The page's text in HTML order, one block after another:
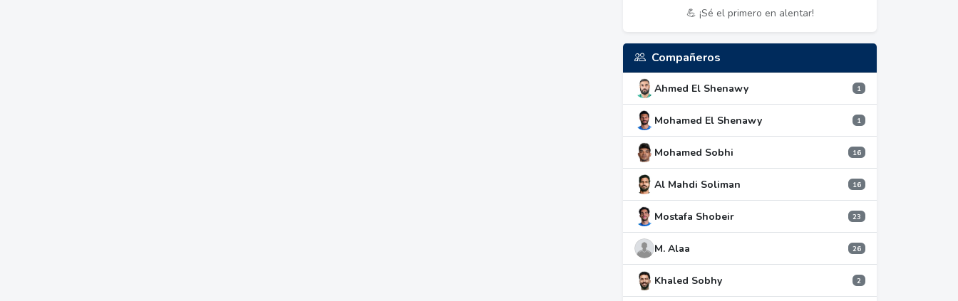
💪 ¡Sé el primero en alentar!
Compañeros
Ahmed El Shenawy 1
Mohamed El Shenawy 1
Mohamed Sobhi 16
Al Mahdi Soliman 16
Mostafa Shobeir 23
M. Alaa 26
Khaled Sobhy 2